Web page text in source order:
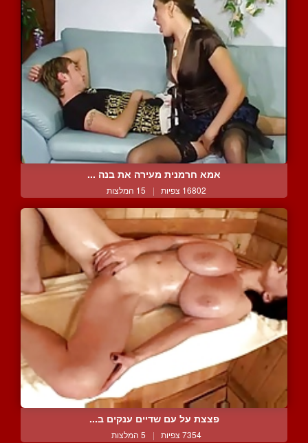
אמא חרמנית מעירה את בנה ...
16802 צפיות | 15 המלצות
פצצת על עם שדיים ענקים ב...
7354 צפיות | 5 המלצות